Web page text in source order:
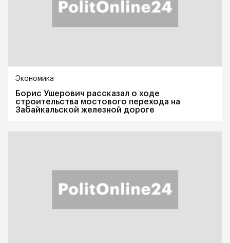
Экономика
Борис Ушерович рассказал о ходе
строительства мостового перехода на
Забайкальской железной дороге